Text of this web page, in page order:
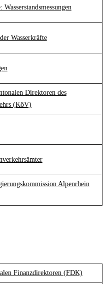
Wasserkräfte
Direktoren des
(KöV)
Alpenrhein
Finanzdirektoren (FDK)